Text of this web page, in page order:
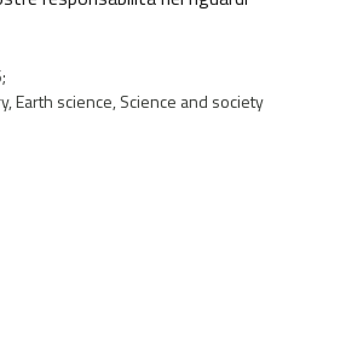
Earth science, Science and society